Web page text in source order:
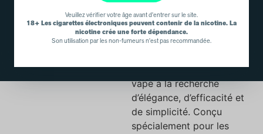
Veuillez vérifier votre âge avant d'entrer sur le site.
18+ Les cigarettes électroniques peuvent contenir de la nicotine. La
nicotine crée une forte dépendance.
Son utilisation par les non-fumeurs n'est pas recommandée.
Rentrez dans l’univers du
vapotage avec le Kit
Solo Batterie Big Puff
pour les amateurs de
vape à la recherche
d’élégance, d’efficacité et
de simplicité. Conçu
spécialement pour les